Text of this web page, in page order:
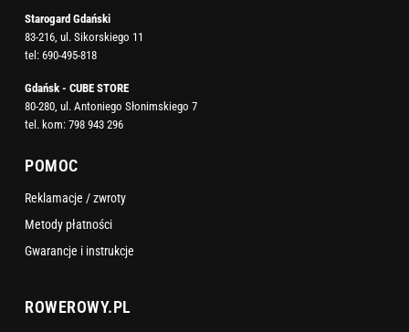
Starogard Gdański
83-216, ul. Sikorskiego 11
tel: 690-495-818
Gdańsk - CUBE STORE
80-280, ul. Antoniego Słonimskiego 7
tel. kom: 798 943 296
POMOC
Reklamacje / zwroty
Metody płatności
Gwarancje i instrukcje
ROWEROWY.PL